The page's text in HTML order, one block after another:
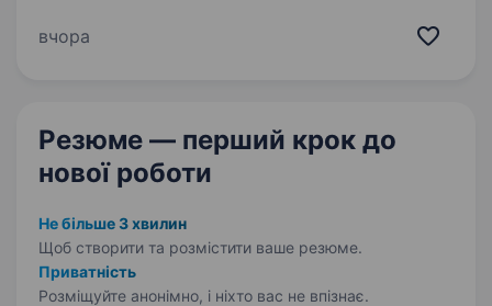
санкційної політики Директорату
вчора
Резюме — перший крок до
нової роботи
Не більше 3 хвилин
Щоб створити та розмістити ваше резюме.
Приватність
Розміщуйте анонімно, і ніхто вас не впізнає.